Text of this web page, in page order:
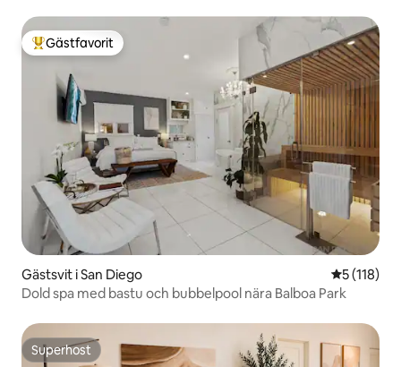
Populär gästfavorit
Gästfavorit
Gästsvit i San Diego 5 av 5 i
5 (118)
Dold spa med bastu och bubbelpool nära Balboa Park
Superhost
Superhost